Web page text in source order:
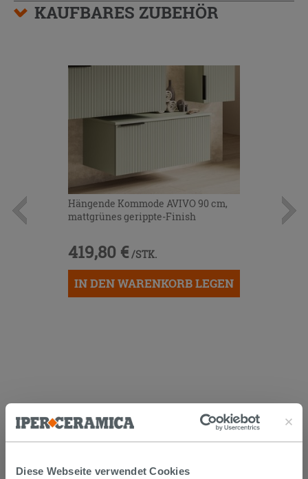
Diese Webseite verwendet Cookies
KAUFBARES ZUBEHÖR
Hängende Kommode AVIVO 90 cm,
mattgrünes gerippte-Finish
419,80 € /STK.
IN DEN WARENKORB LEGEN
KUNDEN, DIE DIESEN ARTIKEL
GEKAUFT HABEN, KAUFTEN
AUCH...